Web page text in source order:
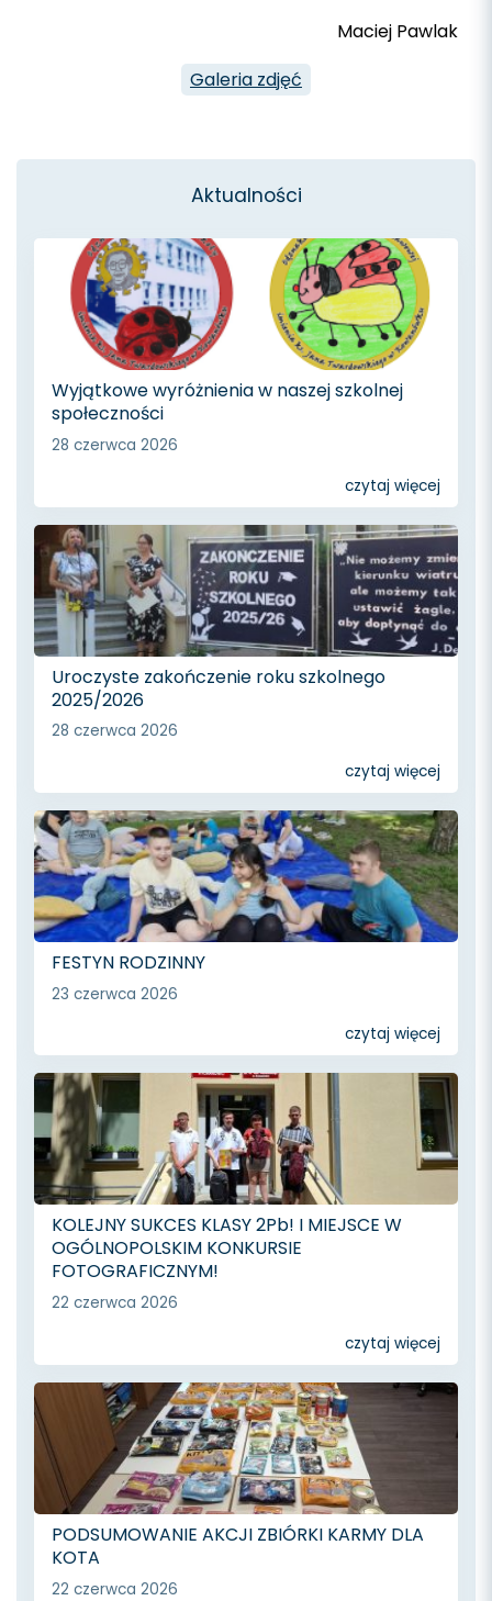
Maciej Pawlak
Galeria zdjęć
Aktualności
Wyjątkowe wyróżnienia w naszej szkolnej
społeczności
28 czerwca 2026
czytaj więcej
Uroczyste zakończenie roku szkolnego
2025/2026
28 czerwca 2026
czytaj więcej
FESTYN RODZINNY
23 czerwca 2026
czytaj więcej
KOLEJNY SUKCES KLASY 2Pb! I MIEJSCE W
OGÓLNOPOLSKIM KONKURSIE
FOTOGRAFICZNYM!
22 czerwca 2026
czytaj więcej
PODSUMOWANIE AKCJI ZBIÓRKI KARMY DLA
KOTA
22 czerwca 2026